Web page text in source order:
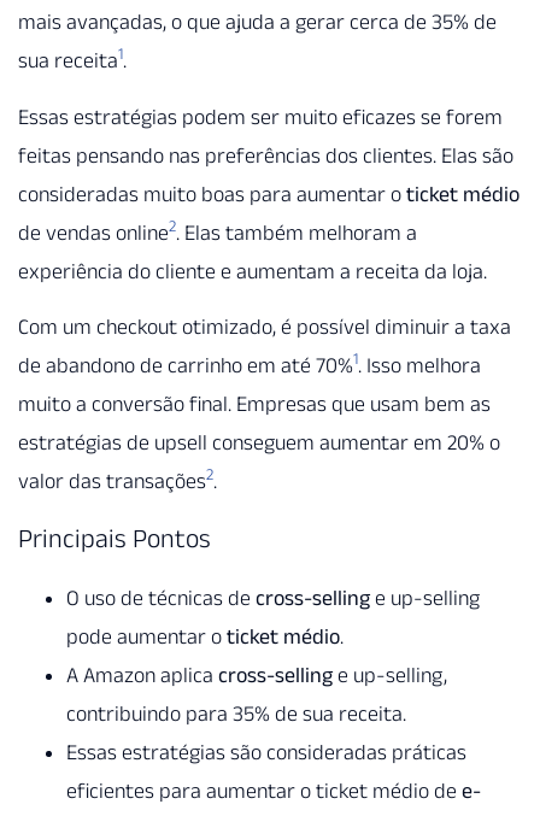
mais avançadas, o que ajuda a gerar cerca de 35% de
sua receita1.
Essas estratégias podem ser muito eficazes se forem
feitas pensando nas preferências dos clientes. Elas são
consideradas muito boas para aumentar o ticket médio
de vendas online2. Elas também melhoram a
experiência do cliente e aumentam a receita da loja.
Com um checkout otimizado, é possível diminuir a taxa
de abandono de carrinho em até 70%1. Isso melhora
muito a conversão final. Empresas que usam bem as
estratégias de upsell conseguem aumentar em 20% o
valor das transações2.
Principais Pontos
O uso de técnicas de cross-sellinge up-selling
pode aumentar o ticket médio.
A Amazon aplica cross-sellinge up-selling,
contribuindo para 35% de sua receita.
Essas estratégias são consideradas práticas
eficientes para aumentar o ticket médio de e-